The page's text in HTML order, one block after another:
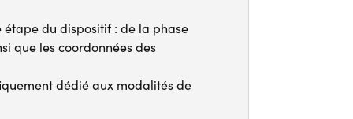
étape du dispositif : de la phase
que les coordonnées des
dédié aux modalités de